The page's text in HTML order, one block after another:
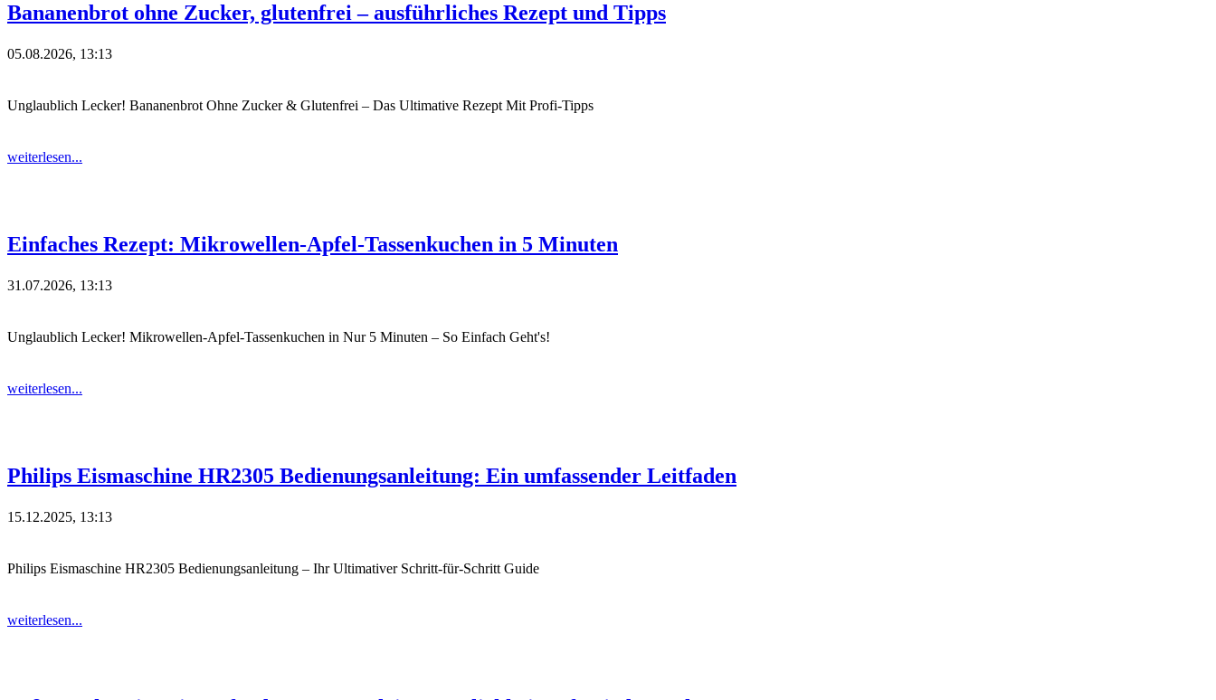
Bananenbrot ohne Zucker, glutenfrei – ausführliches Rezept und Tipps
05.08.2026, 13:13
Unglaublich Lecker! Bananenbrot Ohne Zucker & Glutenfrei – Das Ultimative Rezept Mit Profi-Tipps
weiterlesen...
Einfaches Rezept: Mikrowellen-Apfel-Tassenkuchen in 5 Minuten
31.07.2026, 13:13
Unglaublich Lecker! Mikrowellen-Apfel-Tassenkuchen in Nur 5 Minuten – So Einfach Geht's!
weiterlesen...
Philips Eismaschine HR2305 Bedienungsanleitung: Ein umfassender Leitfaden
15.12.2025, 13:13
Philips Eismaschine HR2305 Bedienungsanleitung – Ihr Ultimativer Schritt-für-Schritt Guide
weiterlesen...